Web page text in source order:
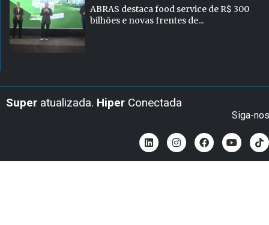
ABRAS destaca food service de R$ 300
bilhões e novas frentes de...
Super atualizada. Hiper Conectada
Siga-nos